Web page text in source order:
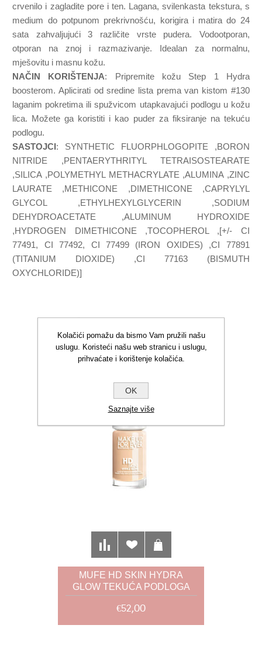
crvenilo i zagladite pore i ten. Lagana, svilenkasta tekstura, s
medium do potpunom prekrivnošću, korigira i matira do 24
sata zahvaljujući 3 različite vrste pudera. Vodootporan,
otporan na znoj i razmazivanje. Idealan za normalnu,
mješovitu i masnu kožu.
NAČIN KORIŠTENJA: Pripremite kožu Step 1 Hydra
boosterom. Aplicirati od sredine lista prema van kistom #130
laganim pokretima ili spužvicom utapkavajući podlogu u kožu
lica. Možete ga koristiti i kao puder za fiksiranje na tekuću
podlogu.
SASTOJCI: SYNTHETIC FLUORPHLOGOPITE ,BORON
NITRIDE ,PENTAERYTHRITYL TETRAISOSTEARATE
,SILICA ,POLYMETHYL METHACRYLATE ,ALUMINA ,ZINC
LAURATE ,METHICONE ,DIMETHICONE ,CAPRYLYL
GLYCOL ,ETHYLHEXYLGLYCERIN ,SODIUM
DEHYDROACETATE ,ALUMINUM HYDROXIDE
,HYDROGEN DIMETHICONE ,TOCOPHEROL ,[+/- CI
77491, CI 77492, CI 77499 (IRON OXIDES) ,CI 77891
(TITANIUM DIOXIDE) ,CI 77163 (BISMUTH
OXYCHLORIDE)]
KORISNCI KOJI SU KUPILI OVAJ
PROIZVOD TAKOĐER SU KUPILI
MUFE HD SKIN HYDRA
GLOW TEKUĆA PODLOGA
1R02 30ML
€52,00
Kolačići pomažu da bismo Vam pružili našu
uslugu. Koristeći našu web stranicu i uslugu,
prihvaćate i korištenje kolačića.
OK
Saznajte više